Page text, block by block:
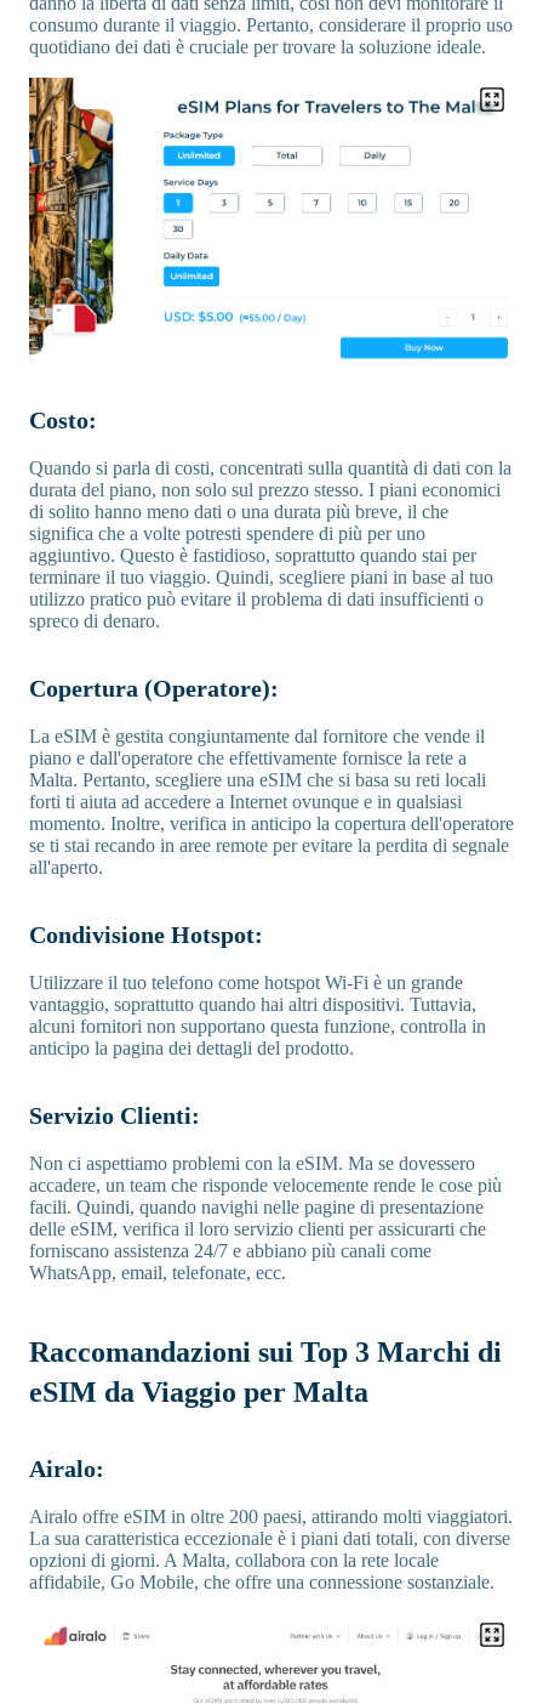
consumo durante il viaggio. Pertanto, considerare il proprio uso
quotidiano dei dati è cruciale per trovare la soluzione ideale.
Costo:
Quando si parla di costi, concentrati sulla quantità di dati con la
durata del piano, non solo sul prezzo stesso. I piani economici
di solito hanno meno dati o una durata più breve, il che
significa che a volte potresti spendere di più per uno
aggiuntivo. Questo è fastidioso, soprattutto quando stai per
terminare il tuo viaggio. Quindi, scegliere piani in base al tuo
utilizzo pratico può evitare il problema di dati insufficienti o
spreco di denaro.
Copertura (Operatore):
La eSIM è gestita congiuntamente dal fornitore che vende il
piano e dall'operatore che effettivamente fornisce la rete a
Malta. Pertanto, scegliere una eSIM che si basa su reti locali
forti ti aiuta ad accedere a Internet ovunque e in qualsiasi
momento. Inoltre, verifica in anticipo la copertura dell'operatore
se ti stai recando in aree remote per evitare la perdita di segnale
all'aperto.
Condivisione Hotspot:
Utilizzare il tuo telefono come hotspot Wi-Fi è un grande
vantaggio, soprattutto quando hai altri dispositivi. Tuttavia,
alcuni fornitori non supportano questa funzione, controlla in
anticipo la pagina dei dettagli del prodotto.
Servizio Clienti:
Non ci aspettiamo problemi con la eSIM. Ma se dovessero
accadere, un team che risponde velocemente rende le cose più
facili. Quindi, quando navighi nelle pagine di presentazione
delle eSIM, verifica il loro servizio clienti per assicurarti che
forniscano assistenza 24/7 e abbiano più canali come
WhatsApp, email, telefonate, ecc.
Raccomandazioni sui Top 3 Marchi di
eSIM da Viaggio per Malta
Airalo:
Airalo offre eSIM in oltre 200 paesi, attirando molti viaggiatori.
La sua caratteristica eccezionale è i piani dati totali, con diverse
opzioni di giorni. A Malta, collabora con la rete locale
affidabile, Go Mobile, che offre una connessione sostanziale.